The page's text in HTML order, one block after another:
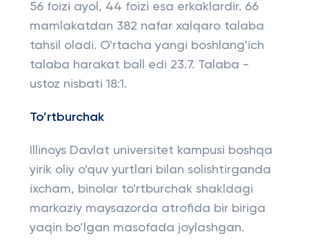
56 foizi ayol, 44 foizi esa erkaklardir. 66
mamlakatdan 382 nafar xalqaro talaba
tahsil oladi. O'rtacha yangi boshlang'ich
talaba harakat ball edi 23.7. Talaba -
ustoz nisbati 18:1.
To’rtburchak
Illinoys Davlat universitet kampusi boshqa
yirik oliy o'quv yurtlari bilan solishtirganda
ixcham, binolar to'rtburchak shakldagi
markaziy maysazorda atrofida bir biriga
yaqin bo’lgan masofada joylashgan.